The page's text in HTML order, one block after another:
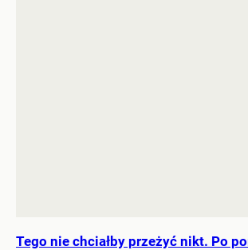
Tego nie chciałby przeżyć nikt. Po